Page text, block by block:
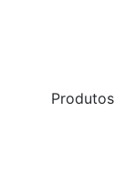
Produtos